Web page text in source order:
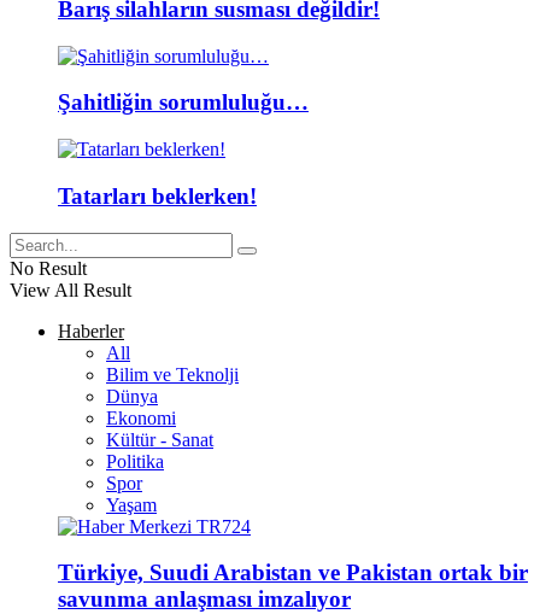
Barış silahların susması değildir!
Şahitliğin sorumluluğu…
Tatarları beklerken!
No Result
View All Result
Haberler
All
Bilim ve Teknolji
Dünya
Ekonomi
Kültür - Sanat
Politika
Spor
Yaşam
Türkiye, Suudi Arabistan ve Pakistan ortak bir
savunma anlaşması imzalıyor